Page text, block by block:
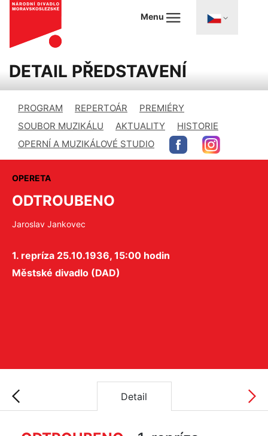
Menu
DETAIL PŘEDSTAVENÍ
PROGRAM REPERTOÁR
PREMIÉRY
SOUBOR MUZIKÁLU
AKTUALITY
HISTORIE
OPERNÍ A MUZIKÁLOVÉ STUDIO
OPERETA
ODTROUBENO
Jaroslav Jankovec
1. repríza 25.10.1936, 15:00 hodin
Městské divadlo (DAD)
Detail